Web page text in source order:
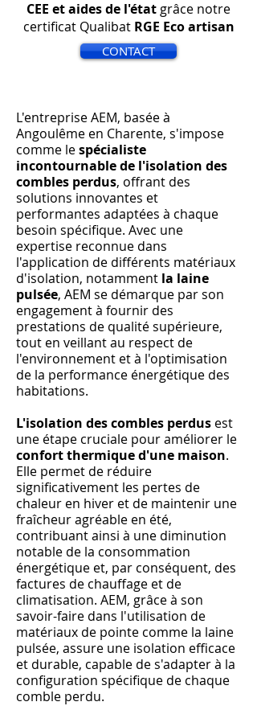
CEE et aides de l'état grâce notre
certificat Qualibat RGE Eco artisan
CONTACT
L'entreprise AEM, basée à
Angoulême en Charente, s'impose
comme lespécialiste
incontournable de l'isolation des
combles perdus, offrant des
solutions innovantes et
performantes adaptées à chaque
besoin spécifique. Avec une
expertise reconnue dans
l'application de différents matériaux
d'isolation, notamment la laine
pulsée, AEM se démarque par son
engagement à fournir des
prestations de qualité supérieure,
tout en veillant au respect de
l'environnement et à l'optimisation
de la performance énergétique des
habitations.
L'isolation des combles perdus est
une étape cruciale pour améliorer le
confort thermique d'une maison.
Elle permet de réduire
significativement les pertes de
chaleur en hiver et de maintenir une
fraîcheur agréable en été,
contribuant ainsi à une diminution
notable de la consommation
énergétique et, par conséquent, des
factures de chauffage et de
climatisation. AEM, grâce à son
savoir-faire dans l'utilisation de
matériaux de pointe comme la laine
pulsée, assure une isolation efficace
et durable, capable de s'adapter à la
configuration spécifique de chaque
comble perdu.